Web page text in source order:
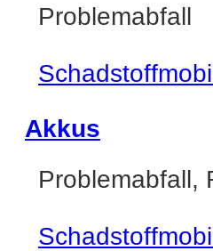
Problemabfall
Akkus
Problemabfall,